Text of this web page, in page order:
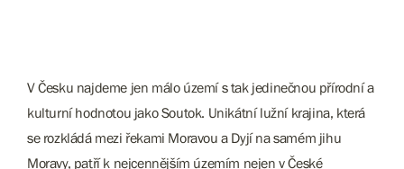
V Česku najdeme jen málo území s tak jedinečnou přírodní a
kulturní hodnotou jako Soutok. Unikátní lužní krajina, která
se rozkládá mezi řekami Moravou a Dyjí na samém jihu
Moravy, patří k nejcennějším územím nejen v České